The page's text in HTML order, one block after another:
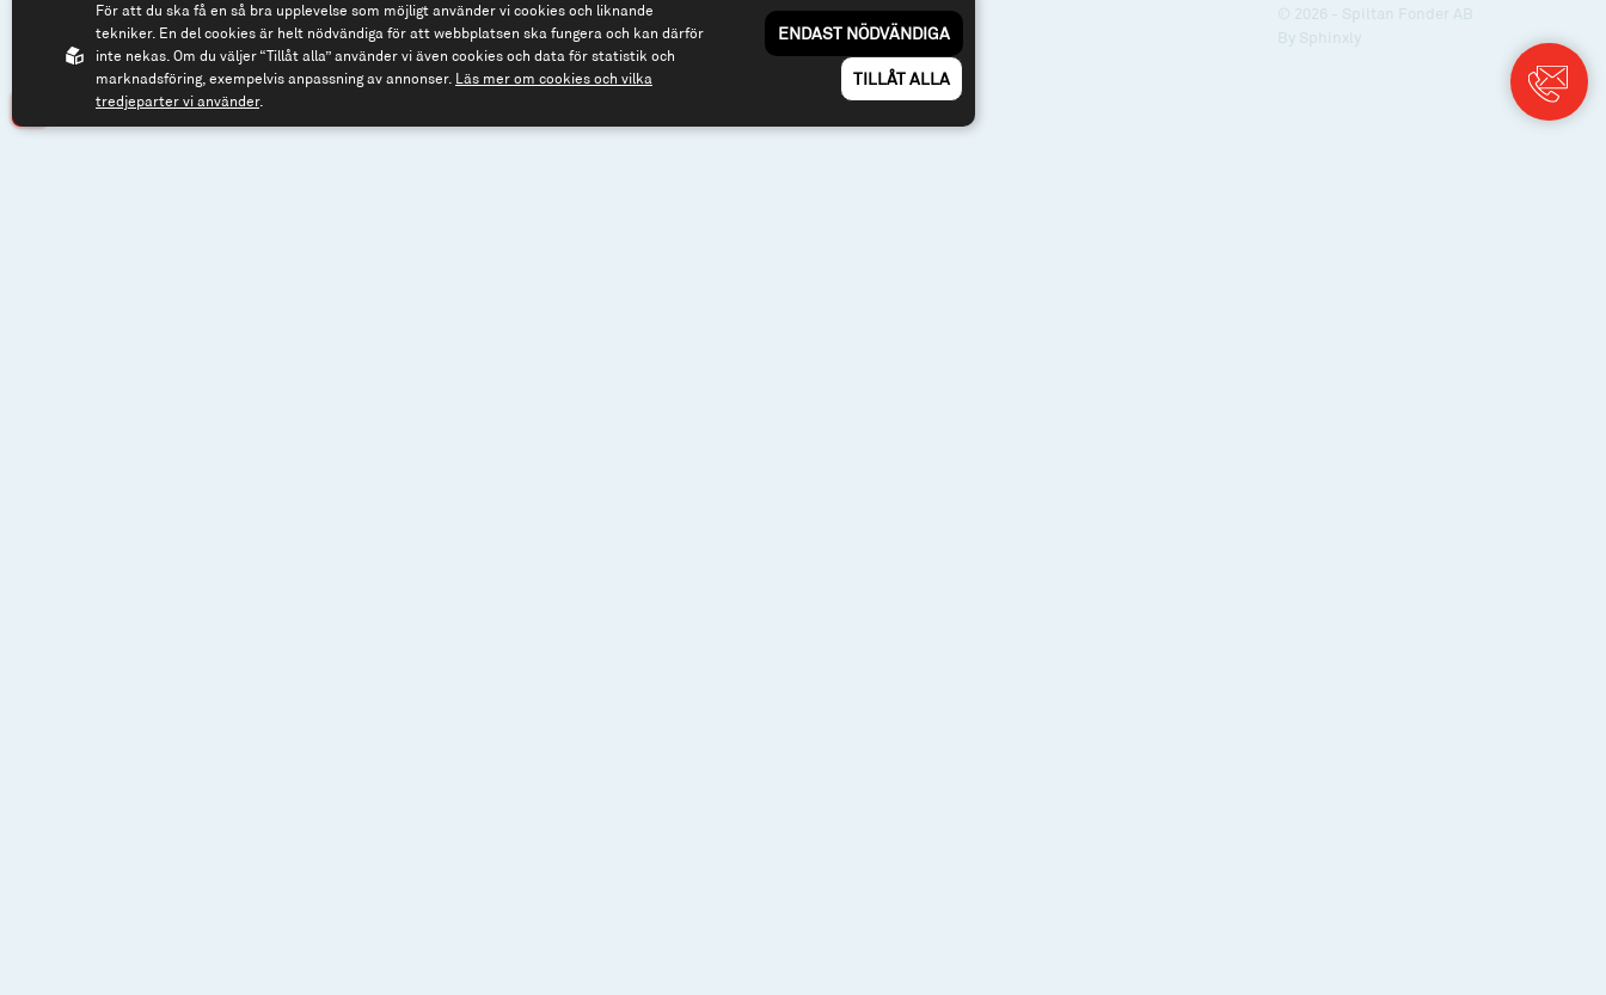
Spiltan Fonder AB
Riddargatan 17
114 57 Stockholm
Org.nr: 556614-2906
Tel: 08 - 545 813 40
fonder@spiltanfonder.se
Om webbplatsen & cookies
Risk och rådgivning
Till spiltan.se
© 2026 - Spiltan Fonder AB
By Sphinxly
För att du ska få en så bra upplevelse som möjligt använder vi cookies och liknande
tekniker. En del cookies är helt nödvändiga för att webbplatsen ska fungera och kan därför
inte nekas. Om du väljer “Tillåt alla” använder vi även cookies och data för statistik och
marknadsföring, exempelvis anpassning av annonser. Läs mer om cookies och vilka
tredjeparter vi använder.
ENDAST NÖDVÄNDIGA
TILLÅT ALLA